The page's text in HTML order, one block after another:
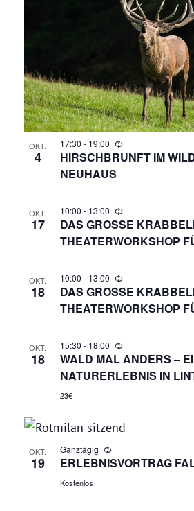
OKT.
4
17:30 - 19:00
HIRSCHBRUNFT IM
NEUHAUS
OKT.
17
10:00 - 13:00
DAS GROSSE
HEATERWORKSHOP
OKT.
18
10:00 - 13:00
DAS GROSSE
HEATERWORKSHOP
OKT.
18
15:30 - 18:00
WALD MAL ANDERS –
NATURERLEBNIS IN
23€
OKT.
19
Ganztägig
ERLEBNISVORTRAG
Kostenlos